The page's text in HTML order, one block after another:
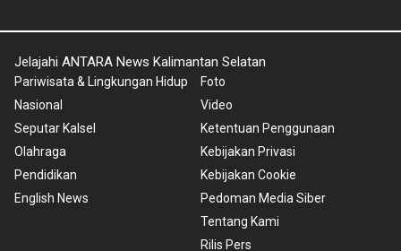
Jelajahi ANTARA News Kalimantan Selatan
Pariwisata & Lingkungan Hidup
Nasional
Seputar Kalsel
Olahraga
Pendidikan
English News
Foto
Video
Ketentuan Penggunaan
Kebijakan Privasi
Kebijakan Cookie
Pedoman Media Siber
Tentang Kami
Rilis Pers